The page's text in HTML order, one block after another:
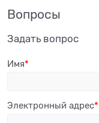
Вопросы
Задать вопрос
Имя
Электронный адрес